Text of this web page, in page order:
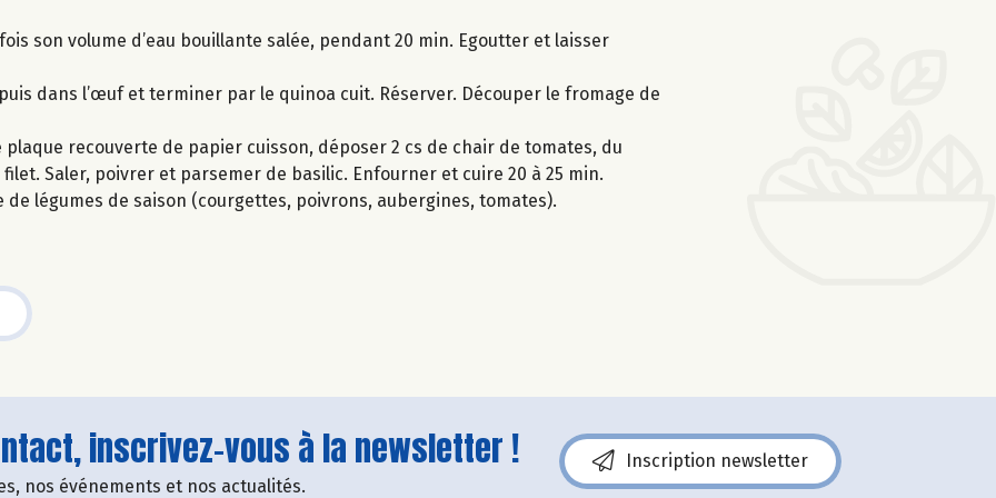
son volume d’eau bouillante salée, pendant 20 min. Egoutter et laisser
dans l’œuf et terminer par le quinoa cuit. Réserver. Découper le fromage de
recouverte de papier cuisson, déposer 2 cs de chair de tomates, du
Saler, poivrer et parsemer de basilic. Enfourner et cuire 20 à 25 min.
de légumes de saison (courgettes, poivrons, aubergines, tomates).
inscrivez-vous à la newsletter !
nos événements et nos actualités.
Inscription newsletter